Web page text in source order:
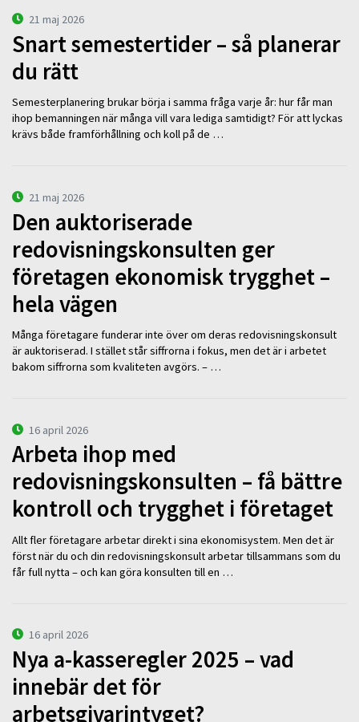
21 maj 2026
Snart semestertider – så planerar
du rätt
Semesterplanering brukar börja i samma fråga varje år: hur får man
ihop bemanningen när många vill vara lediga samtidigt? För att lyckas
krävs både framförhållning och koll på de …
21 maj 2026
Den auktoriserade
redovisningskonsulten ger
företagen ekonomisk trygghet –
hela vägen
Många företagare funderar inte över om deras redovisningskonsult
är auktoriserad. I stället står siffrorna i fokus, men det är i arbetet
bakom siffrorna som kvaliteten avgörs. – …
16 april 2026
Arbeta ihop med
redovisningskonsulten – få bättre
kontroll och trygghet i företaget
Allt fler företagare arbetar direkt i sina ekonomisystem. Men det är
först när du och din redovisningskonsult arbetar tillsammans som du
får full nytta – och kan göra konsulten till en …
16 april 2026
Nya a-kasseregler 2025 – vad
innebär det för
arbetsgivarintyget?